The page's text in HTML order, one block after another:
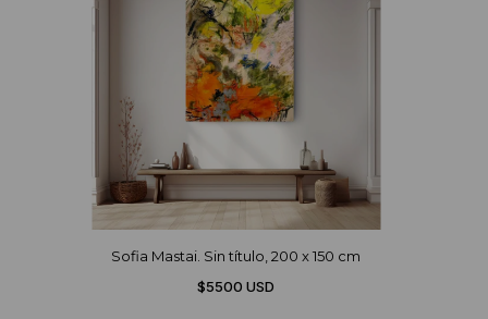
Sofia Mastai. Sin título, 200 x 150 cm
$5500 USD